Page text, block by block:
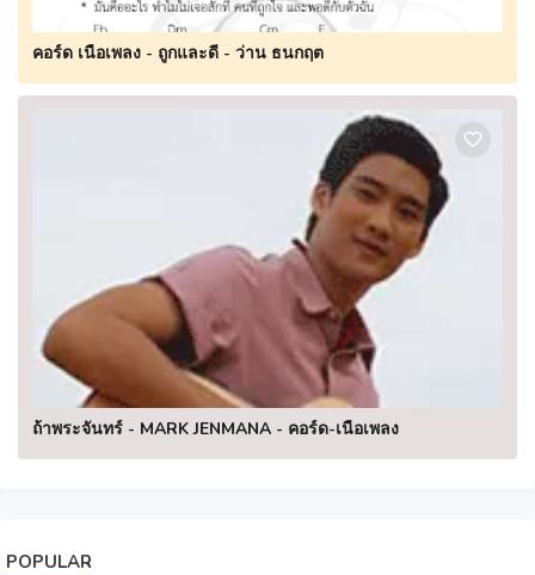
คอร์ด เนื้อเพลง - ถูกและดี - ว่าน ธนกฤต
ถ้าพระจันทร์ - MARK JENMANA - คอร์ด-เนื้อเพลง
POPULAR